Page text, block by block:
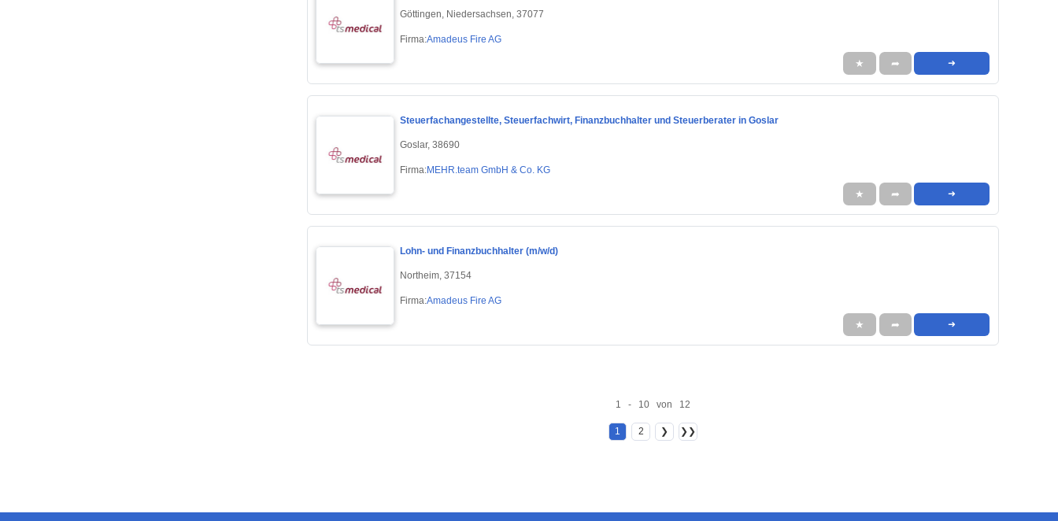
Göttingen, Niedersachsen, 37077
Firma:Amadeus Fire AG
★ ➦ ➜
Steuerfachangestellte, Steuerfachwirt, Finanzbuchhalter und Steuerberater in Goslar
Goslar, 38690
Firma:MEHR.team GmbH & Co. KG
★ ➦ ➜
Lohn- und Finanzbuchhalter (m/w/d)
Northeim, 37154
Firma:Amadeus Fire AG
★ ➦ ➜
1 - 10 von 12
1 2 ❯ ❯❯